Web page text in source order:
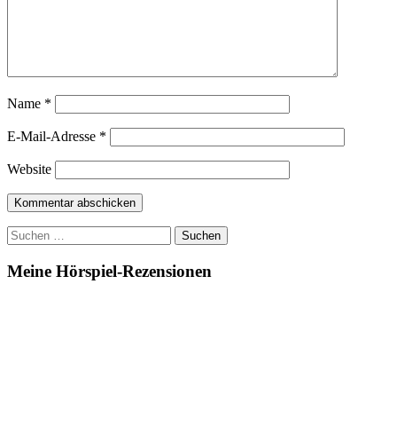
Name *
E-Mail-Adresse *
Website
Suchen
nach:
Meine Hörspiel-Rezensionen